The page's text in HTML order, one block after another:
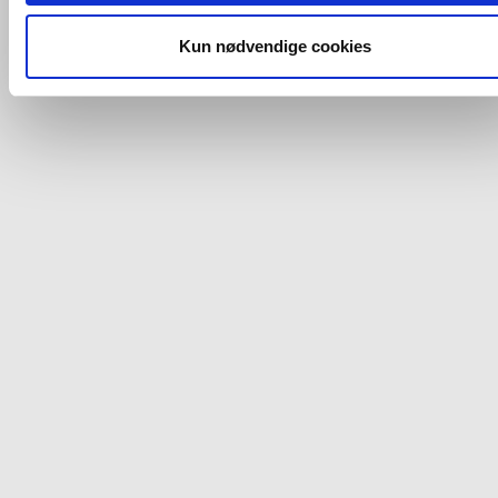
og fra nedenfor. Til enhver tid er det ligeledes muligt, at
dit samtykke, hvis du måtte ønske det.
Du kan se mere om, hvordan vi behandler dine
Kun nødvendige cookies